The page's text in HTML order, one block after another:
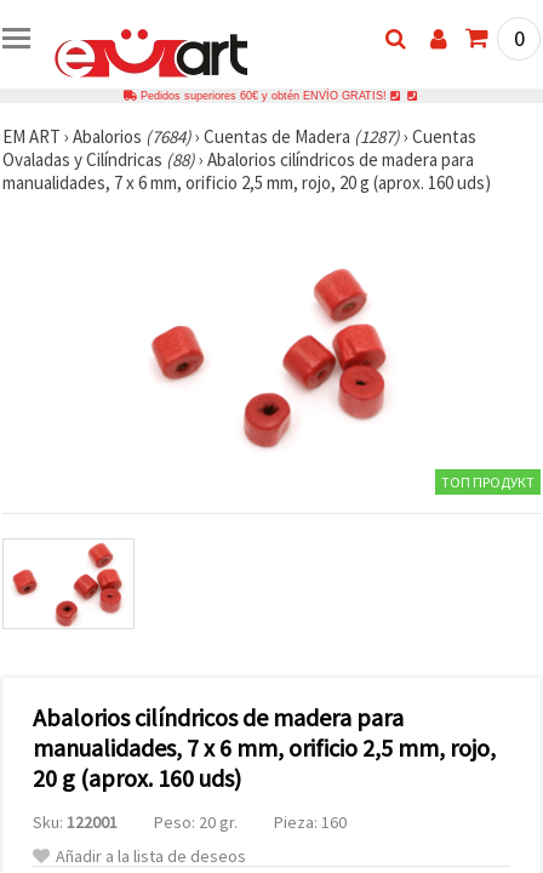
0
Pedidos superiores 60€ y obtén ENVÍO GRATIS!
EM ART › Abalorios (7684)› Cuentas de Madera (1287)› Cuentas
Ovaladas y Cilíndricas (88)› Abalorios cilíndricos de madera para
manualidades, 7 x 6 mm, orificio 2,5 mm, rojo, 20 g (aprox. 160 uds)
ТОП ПРОДУКТ
Abalorios cilíndricos de madera para
manualidades, 7 x 6 mm, orificio 2,5 mm, rojo,
20 g (aprox. 160 uds)
Sku: 122001 Peso: 20 gr.
Pieza: 160
Añadir a la lista de deseos